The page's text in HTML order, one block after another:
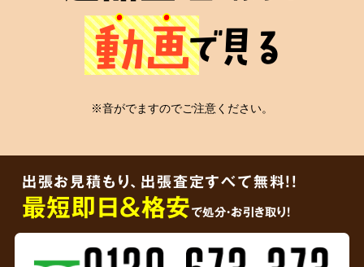
安心の証
理をご依頼者様に届けることをお約束します。
動画で見る
※音がでますのでご注意ください。
出張お見積もり、出張査定すべて無料!!
最短即日＆格安で処分・お引き取り！